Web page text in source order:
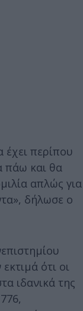
έχει περίπου
πάω και θα
απλώς για
δήλωσε ο
ότι οι
ιδανικά της